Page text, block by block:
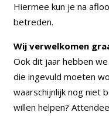
Hiermee kun je na
betreden.
Wij verwelkomen
Ook dit jaar hebben
die ingevuld moeten
waarschijnlijk nog niet
willen helpen?